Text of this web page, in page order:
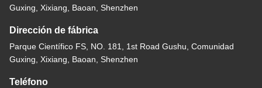
Guxing, Xixiang, Baoan, Shenzhen
Dirección de fábrica
Parque Científico FS, NO. 181, 1st Road Gushu, Comunidad
Guxing, Xixiang, Baoan, Shenzhen
Teléfono